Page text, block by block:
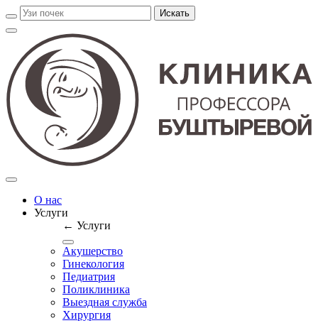
О нас
Услуги
← Услуги
Акушерство
Гинекология
Педиатрия
Поликлиника
Выездная служба
Хирургия